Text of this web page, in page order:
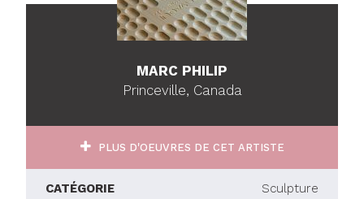
MARC PHILIP
Princeville, Canada
PLUS D'OEUVRES DE CET ARTISTE
CATÉGORIE Sculpture